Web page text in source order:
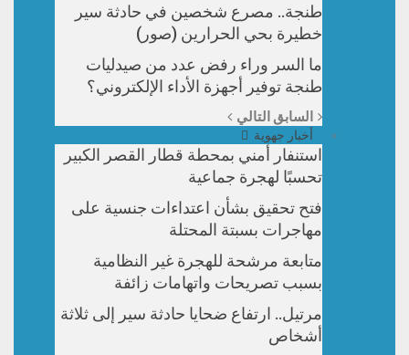
طنجة.. مصرع شخصين في حادثة سير
خطيرة بحي الحرارين (صور)
ما السر وراء رفض عدد من صيدليات
طنجة توفير أجهزة الأداء الإلكتروني؟
السابق التالي
أخبار جهوية
استنفار أمني بمحطة قطار القصر الكبير
تحسبًا لهجرة جماعية
فتح تحقيق بشأن اعتداءات جنسية على
مهاجرات بسبتة المحتلة
متابعة مرشحة للهجرة غير النظامية
بسبب تصريحات واتهامات زائفة
مرتيل.. ارتفاع ضحايا حادثة سير إلى ثلاثة
أشخاص